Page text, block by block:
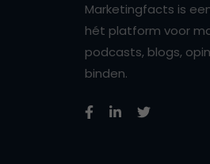
Marketingfacts is
hét platform voor
podcasts, blogs,
binden.